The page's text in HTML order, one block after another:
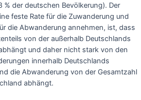
% der deutschen Bevölkerung). Der
feste Rate für die Zuwanderung und
die Abwanderung annehmen, ist, dass
von der außerhalb Deutschlands
und daher nicht stark von den
innerhalb Deutschlands
die Abwanderung von der Gesamtzahl
abhängt.